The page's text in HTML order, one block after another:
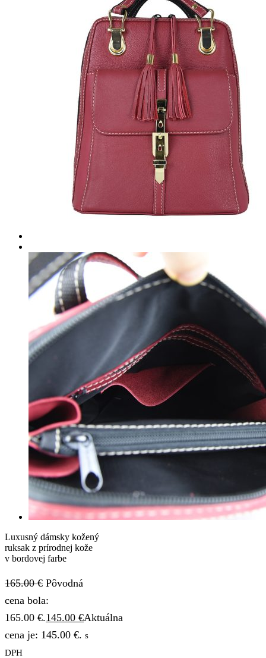
Luxusný dámsky kožený
ruksak z prírodnej kože
v bordovej farbe
165.00€ Pôvodná
cena bola:
165.00 €.145.00 €Aktuálna
cena je: 145.00 €. s
DPH